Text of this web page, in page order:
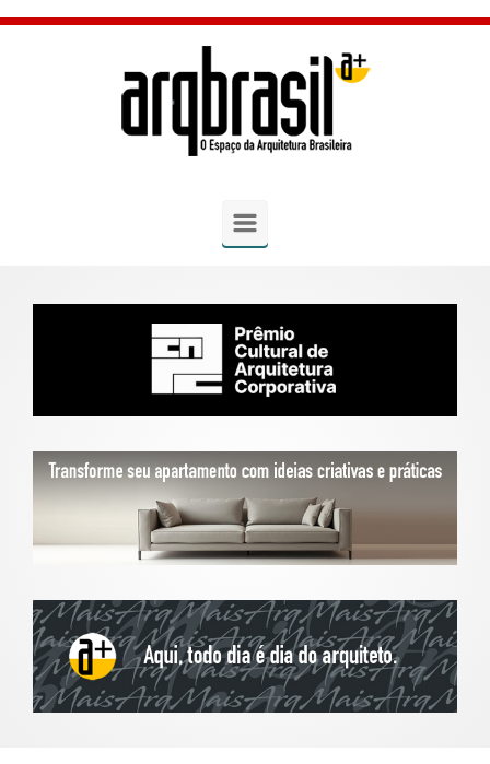
Skip to main content